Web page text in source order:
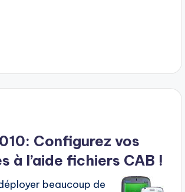
Configurez vos
à l’aide fichiers CAB !
beaucoup de